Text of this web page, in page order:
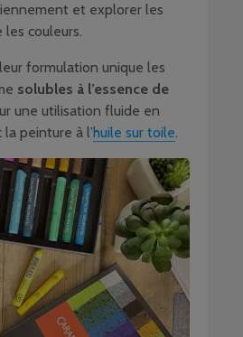
et explorer les
couleurs.
formulation unique les
solubles à l’essence de
une utilisation fluide en
peinture à l’huile sur toile.